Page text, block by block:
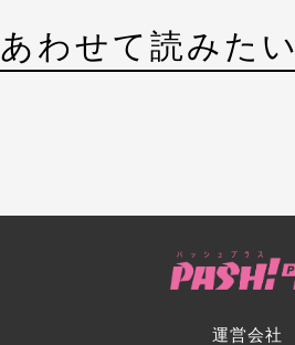
あわせて読みたい
運営会社